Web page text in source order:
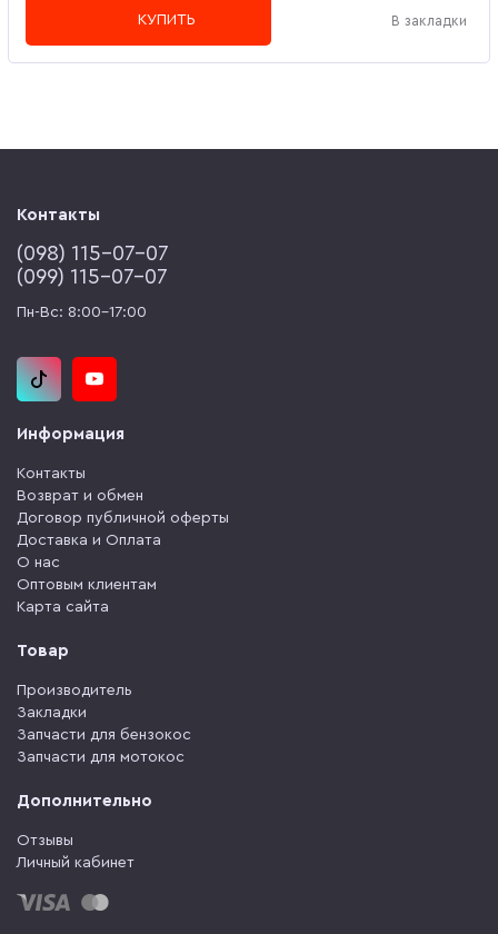
КУПИТЬ В закладки
Контакты
(‎098) 115-07-07
(‎099) 115-07-07
Пн-Вс: 8:00-17:00
Информация
Контакты
Возврат и обмен
Договор публичной оферты
Доставка и Оплата
О нас
Оптовым клиентам
Карта сайта
Товар
Производитель
Закладки
Запчасти для бензокос
Запчасти для мотокос
Дополнительно
Отзывы
Личный кабинет